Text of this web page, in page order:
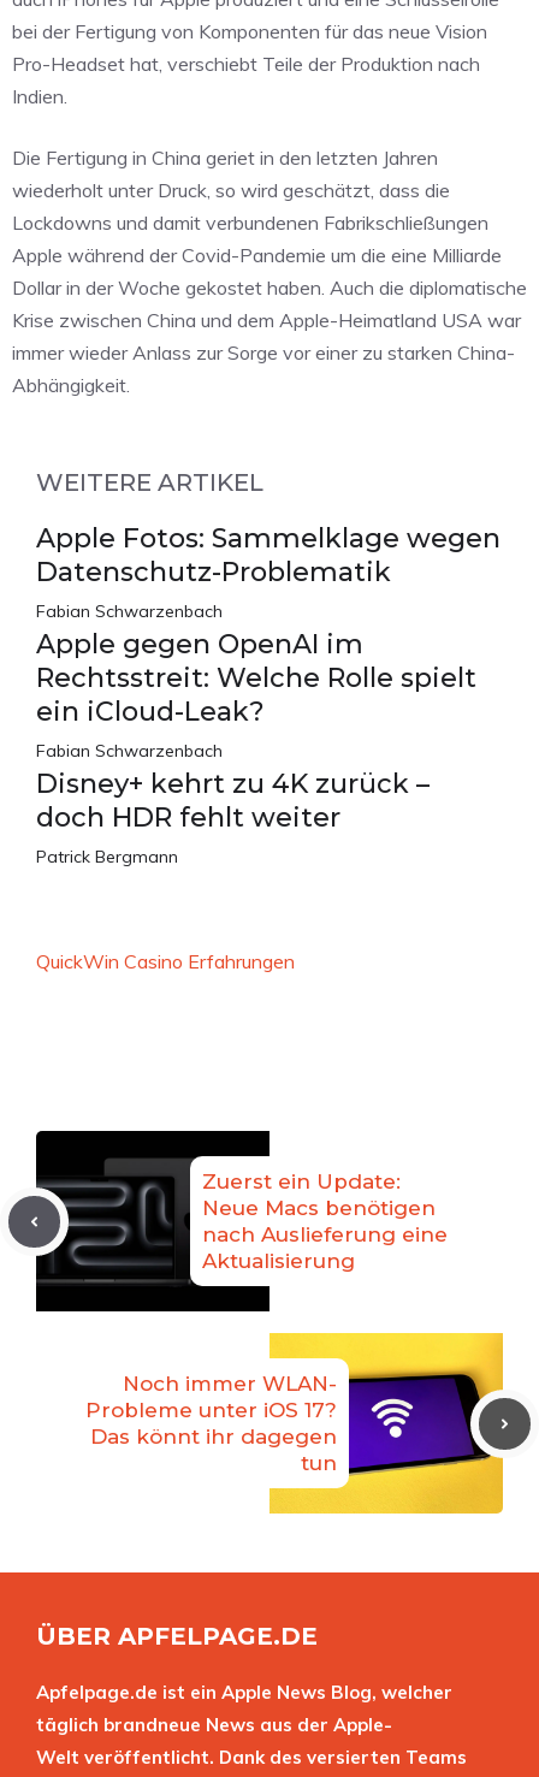
bei der Fertigung von Komponenten für das neue Vision
Pro-Headset hat, verschiebt Teile der Produktion nach
Indien.
Die Fertigung in China geriet in den letzten Jahren
wiederholt unter Druck, so wird geschätzt, dass die
Lockdowns und damit verbundenen Fabrikschließungen
Apple während der Covid-Pandemie um die eine Milliarde
Dollar in der Woche gekostet haben. Auch die diplomatische
Krise zwischen China und dem Apple-Heimatland USA war
immer wieder Anlass zur Sorge vor einer zu starken China-
Abhängigkeit.
WEITERE ARTIKEL
Apple Fotos: Sammelklage wegen
Datenschutz-Problematik
Fabian Schwarzenbach
Apple gegen OpenAI im
Rechtsstreit: Welche Rolle spielt
ein iCloud-Leak?
Fabian Schwarzenbach
Disney+ kehrt zu 4K zurück –
doch HDR fehlt weiter
Patrick Bergmann
QuickWin Casino Erfahrungen
Zuerst ein Update:
Neue Macs benötigen
nach Auslieferung eine
Aktualisierung
Noch immer WLAN-
Probleme unter iOS 17?
Das könnt ihr dagegen
tun
ÜBER APFELPAGE.DE
Apfelpage.de ist ein Apple News Blog, welcher
täglich brandneue News aus der Apple-
Welt veröffentlicht. Dank des versierten Teams